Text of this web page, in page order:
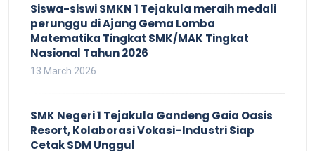
Siswa-siswi SMKN 1 Tejakula meraih medali
perunggu di Ajang Gema Lomba
Matematika Tingkat SMK/MAK Tingkat
Nasional Tahun 2026
13 March 2026
SMK Negeri 1 Tejakula Gandeng Gaia Oasis
Resort, Kolaborasi Vokasi–Industri Siap
Cetak SDM Unggul